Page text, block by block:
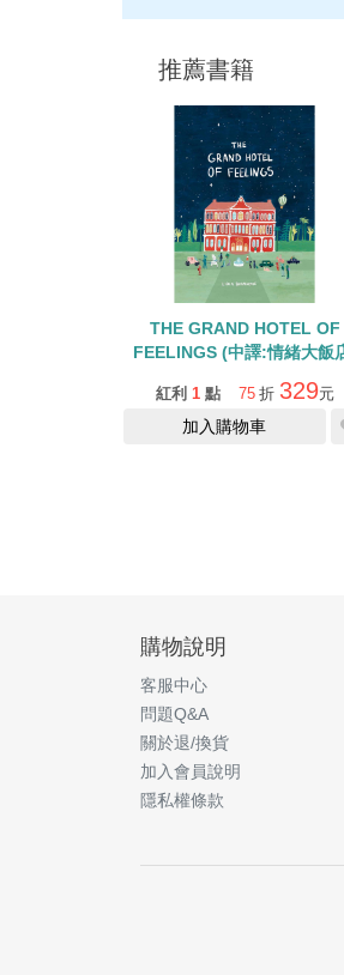
推薦書籍
THE GRAND HOTEL OF
FEELINGS (中譯:情緒大飯
紅利 1 點 75 折 329元
加入購物車
購物說明
客服中心
問題Q&A
關於退/換貨
加入會員說明
隱私權條款